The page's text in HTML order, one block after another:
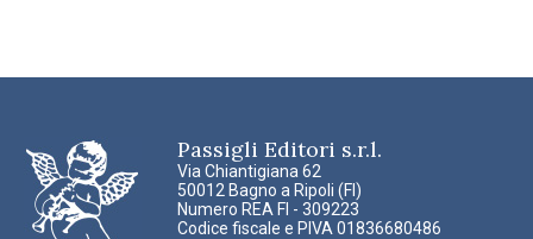
Passigli Editori s.r.l.
Via Chiantigiana 62
50012 Bagno a Ripoli (FI)
Numero REA FI - 309223
Codice fiscale e PIVA 01836680486